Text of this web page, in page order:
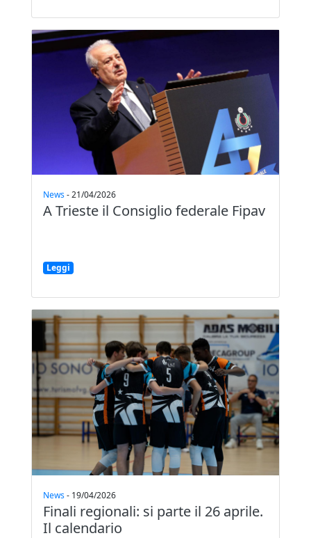
News-21/04/2026
A Trieste il Consiglio federale Fipav
Leggi
News- 19/04/2026
Finali regionali: si parte il 26 aprile.
Il calendario